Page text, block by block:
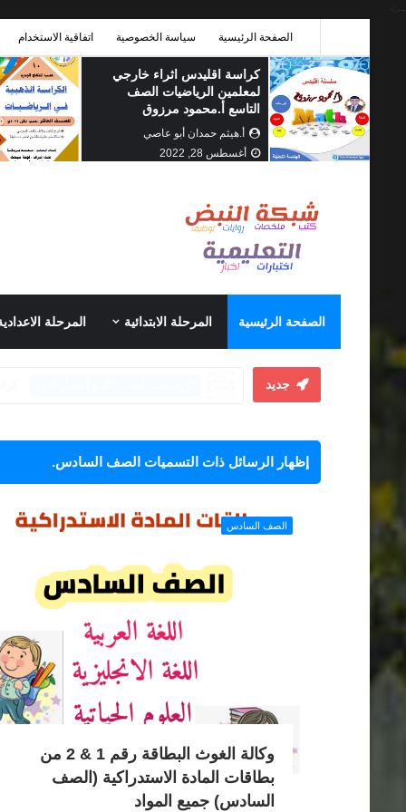
-->
الصفحة الرئيسية سياسة الخصوصية اتفاقية الاستخدام
أ.هيثم حمدان أبو عاصي
إبريل
21, 2022
الصفحة الرئيسية المرحلة الابتدائية المرحلة
جديد
‏إظهار الرسائل ذات التسمياتالصف السادس
الصف السادس
وكالة الغوث البطاقة رقم 1 & 2 من
بطاقات المادة الاستدراكية (الصف
السادس) جميع المواد